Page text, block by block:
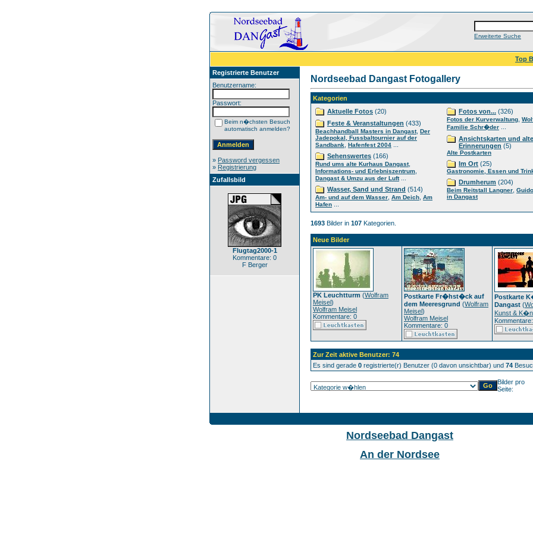
Erweiterte Suche
Top
Registrierte Benutzer
Benutzername:
Passwort:
Beim n�chsten Besuch
automatisch anmelden?
» Password vergessen
» Registrierung
Zufallsbild
Flugtag2000-1
Kommentare: 0
F Berger
Nordseebad Dangast Fotogallery
Kategorien
Aktuelle Fotos (20)
Feste & Veranstaltungen (433)
Beachhandball Masters in Dangast, Der
Jadepokal, Fussbaltournier auf der
Sandbank
Hafenfest 2004
Sehenswertes (166)
Rund ums alte Kurhaus Dangast,
Informations- und Erlebniszentrum
Dangast & Umzu aus der Luft...
Wasser, Sand und Strand (514)
Am- und auf dem Wasser Am Deich Am
Hafen
Fotos von... (326)
Fotos der Kurverwaltung
Familie Schr�der
Ansichtskarten und alte
Erinnerungen (5)
Alte Postkarten
Im Ort (25)
Gastronomie, Essen und
Drumherum (204)
Beim Reitstall Langner
in Dangast
1693 Bilder in 107 Kategorien.
Neue Bilder
PK Leuchtturm (Wolfram
Meisel)
Wolfram Meisel
Kommentare: 0
Postkarte Fr�hst�ck auf
dem Meeresgrund (Wolfram
Meisel)
Wolfram Meisel
Kommentare: 0
Postkarte
Dangast (
Kunst &
Zur Zeit aktive Benutzer: 74
Es sind gerade 0 registrierte(r) Benutzer (0 davon unsichtbar) und 74
Bilder pro
Seite:
Nordseebad Dangast
An der Nordsee